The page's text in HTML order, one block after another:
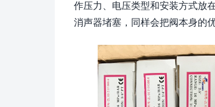
作压力、电压类型和安装方式放
消声器堵塞，同样会把阀本身的优